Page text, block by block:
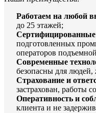
Работаем на любой
до 25 этажей;
Сертифицированные
подготовленных
операторов
Современные
безопасны для
Страхование и
застрахован, работы
Оперативность и
клиента и не